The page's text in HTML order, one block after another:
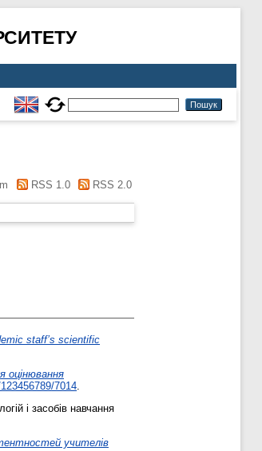
RSS 1.0 RSS 2.0
staff’s scientific
оцінювання
7014.
і засобів навчання
учителів